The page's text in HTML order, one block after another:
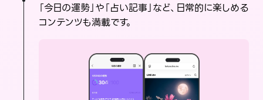
「今日の運勢」や「占い記事」など、日常的に楽しめる
コンテンツも満載です。